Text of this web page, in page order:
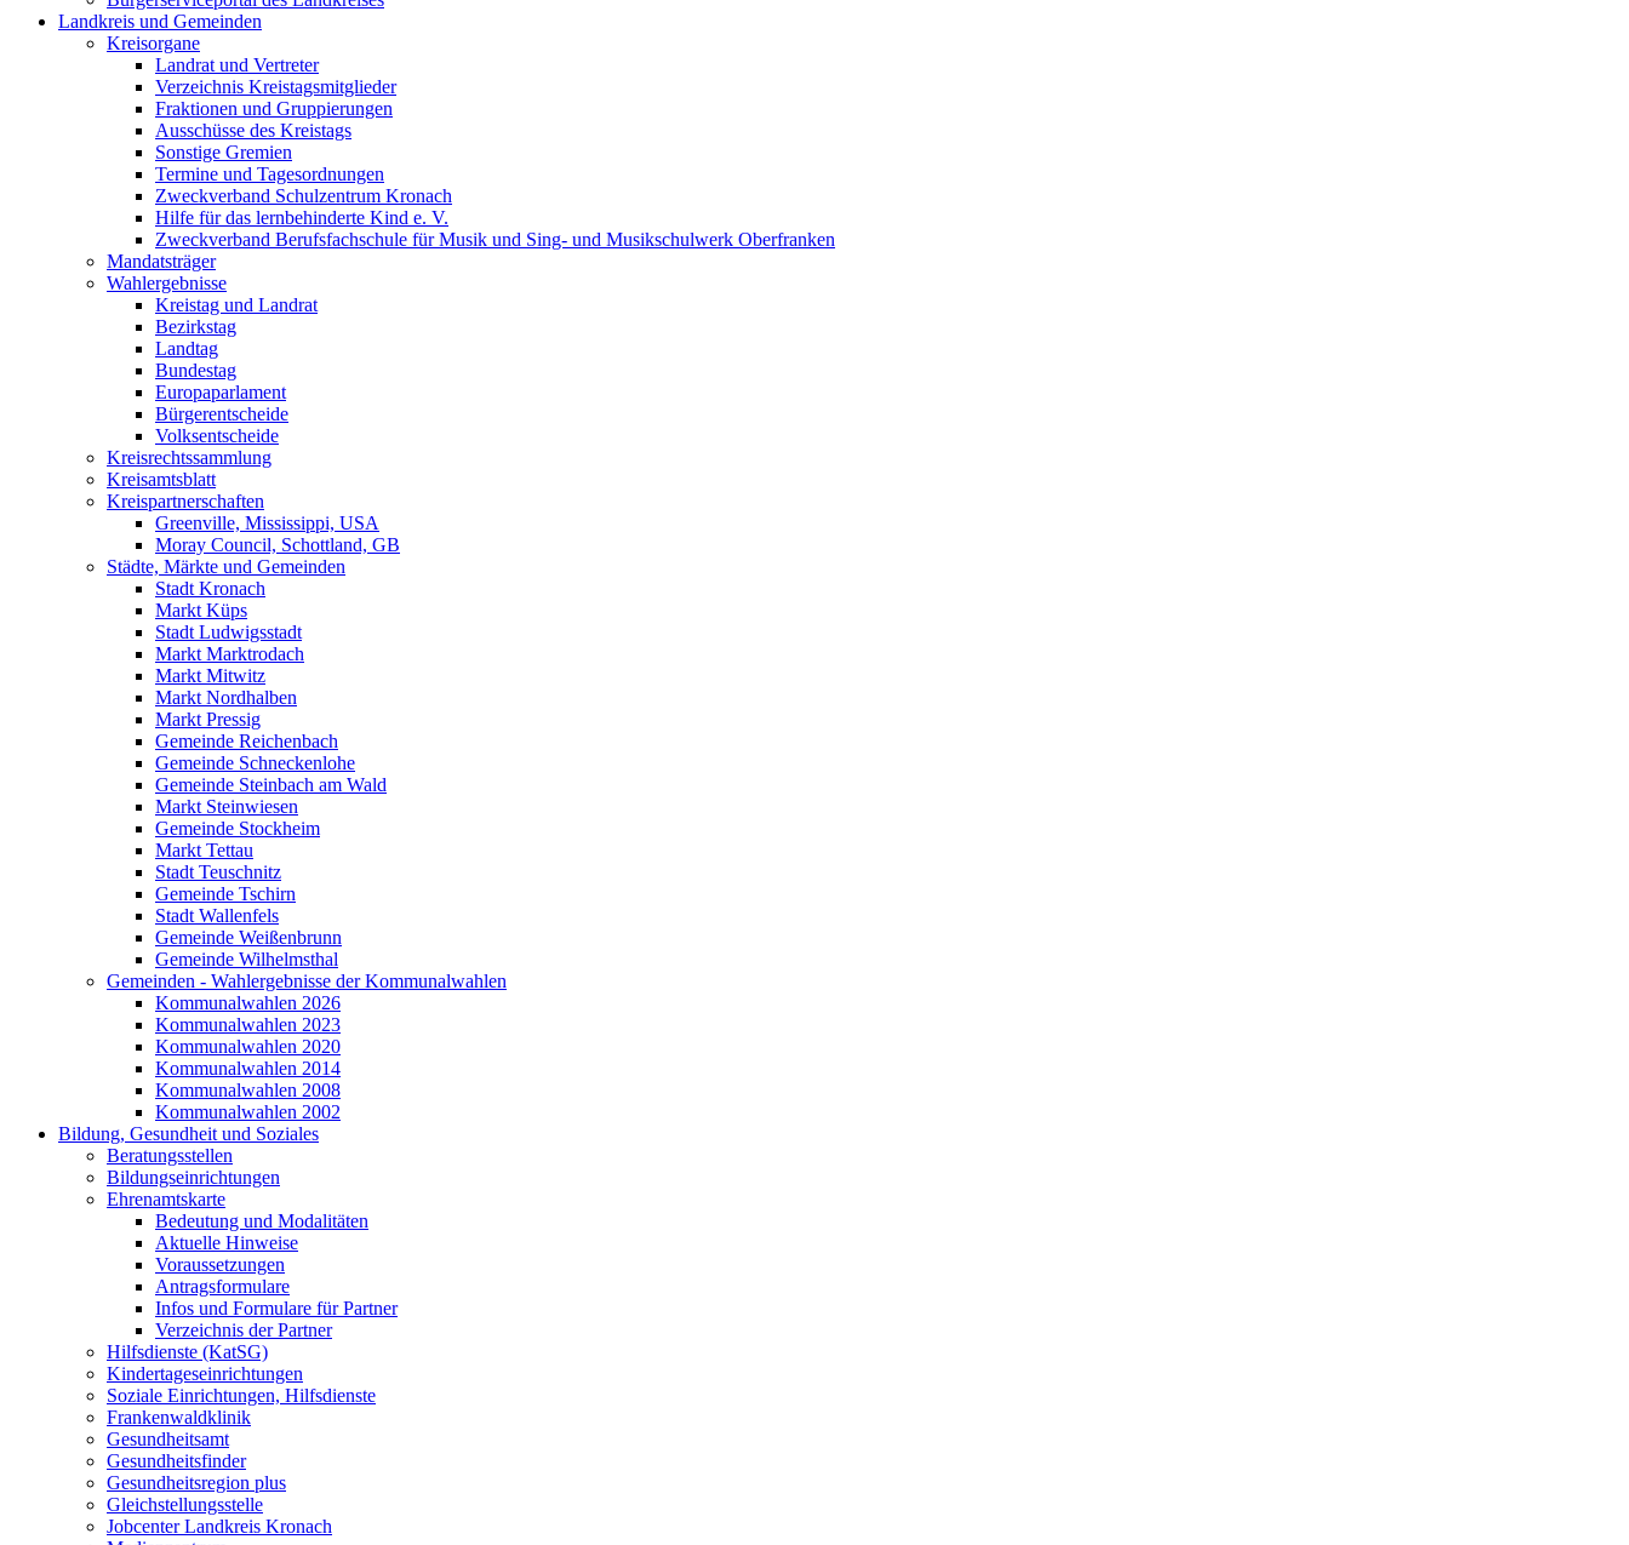
Landkreis und Gemeinden
Kreisorgane
Landrat und Vertreter
Verzeichnis Kreistagsmitglieder
Fraktionen und Gruppierungen
Ausschüsse des Kreistags
Sonstige Gremien
Termine und Tagesordnungen
Zweckverband Schulzentrum Kronach
Hilfe für das lernbehinderte Kind e. V.
Zweckverband Berufsfachschule für Musik und Sing- und Musikschulwerk Oberfranken
Mandatsträger
Wahlergebnisse
Kreistag und Landrat
Bezirkstag
Landtag
Bundestag
Europaparlament
Bürgerentscheide
Volksentscheide
Kreisrechtssammlung
Kreisamtsblatt
Kreispartnerschaften
Greenville, Mississippi, USA
Moray Council, Schottland, GB
Städte, Märkte und Gemeinden
Stadt Kronach
Markt Küps
Stadt Ludwigsstadt
Markt Marktrodach
Markt Mitwitz
Markt Nordhalben
Markt Pressig
Gemeinde Reichenbach
Gemeinde Schneckenlohe
Gemeinde Steinbach am Wald
Markt Steinwiesen
Gemeinde Stockheim
Markt Tettau
Stadt Teuschnitz
Gemeinde Tschirn
Stadt Wallenfels
Gemeinde Weißenbrunn
Gemeinde Wilhelmsthal
Gemeinden - Wahlergebnisse der Kommunalwahlen
Kommunalwahlen 2026
Kommunalwahlen 2023
Kommunalwahlen 2020
Kommunalwahlen 2014
Kommunalwahlen 2008
Kommunalwahlen 2002
Bildung, Gesundheit und Soziales
Beratungsstellen
Bildungseinrichtungen
Ehrenamtskarte
Bedeutung und Modalitäten
Aktuelle Hinweise
Voraussetzungen
Antragsformulare
Infos und Formulare für Partner
Verzeichnis der Partner
Hilfsdienste (KatSG)
Kindertageseinrichtungen
Soziale Einrichtungen, Hilfsdienste
Frankenwaldklinik
Gesundheitsamt
Gesundheitsfinder
Gesundheitsregion plus
Gleichstellungsstelle
Jobcenter Landkreis Kronach